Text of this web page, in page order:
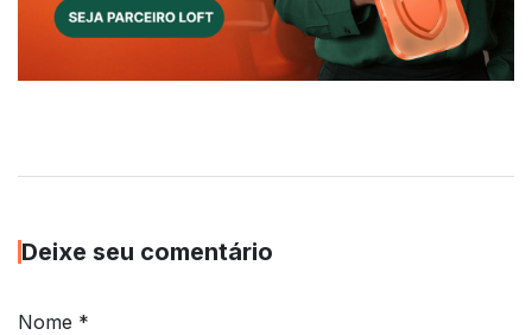
Deixe seu comentário
Nome *